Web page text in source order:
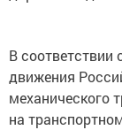
В соответствии
движения
механического
на